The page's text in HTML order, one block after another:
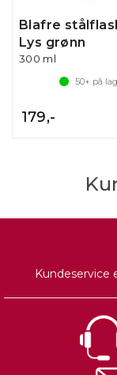
Blafre
Lys grønn
300 ml
50+ på
179,-
Kundeservice